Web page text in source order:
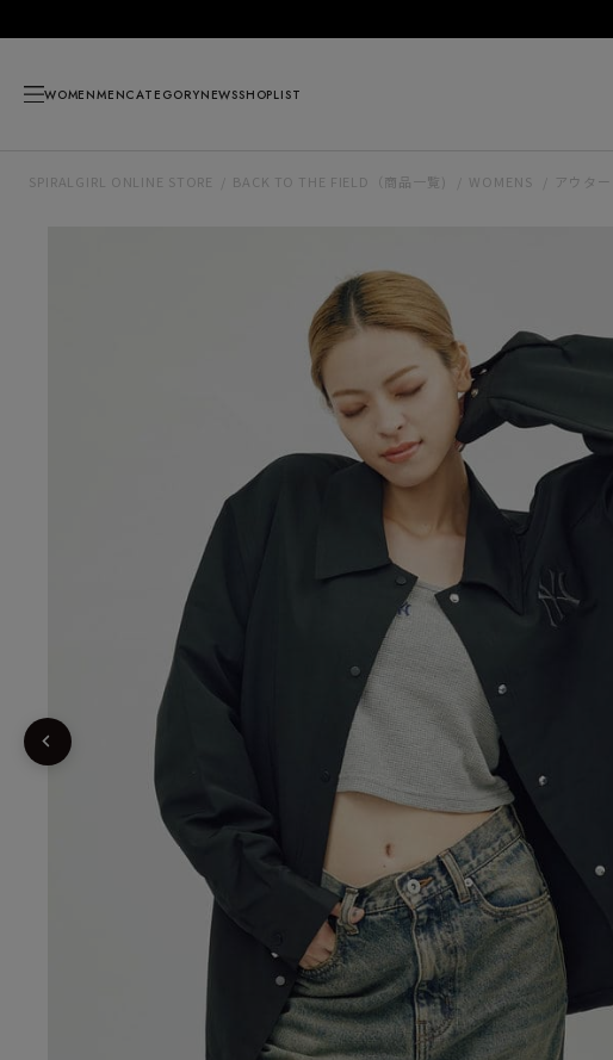
WOMENMENCATEGORYNEWSSHOPLIST
SPIRALGIRL ONLINE STORE BACK TO THE FIELD（商品一覧) WOMENS アウター